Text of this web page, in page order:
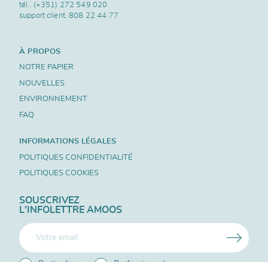
tél.. (+351) 272 549 020
support client.808 22 44 77
À PROPOS
NOTRE PAPIER
NOUVELLES
ENVIRONNEMENT
FAQ
INFORMATIONS LÉGALES
POLITIQUES CONFIDENTIALITÉ
POLITIQUES COOKIES
SOUSCRIVEZ
L'INFOLETTRE AMOOS